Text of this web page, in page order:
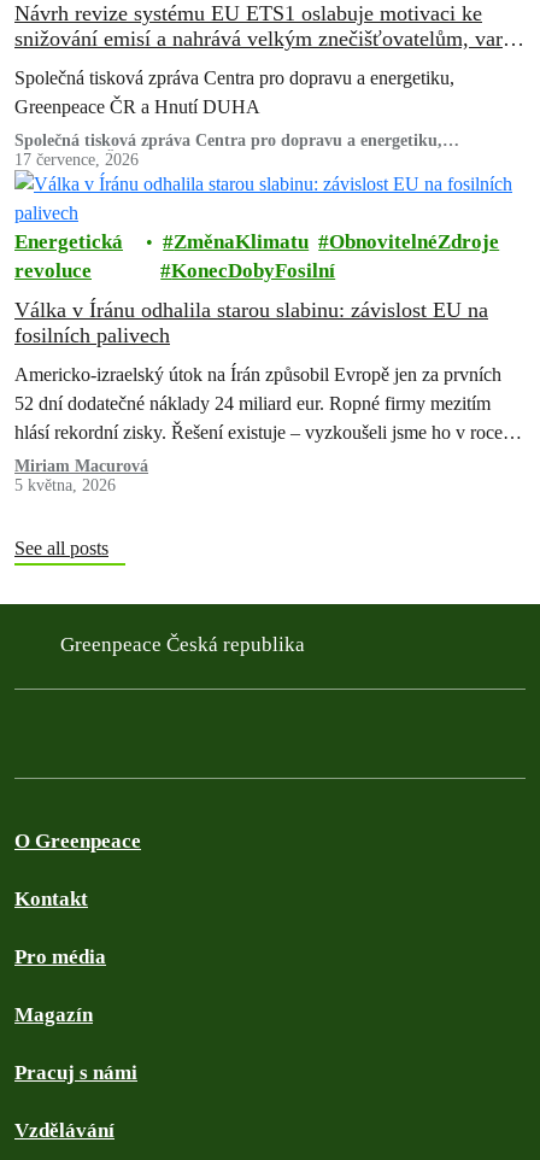
Návrh revize systému EU ETS1 oslabuje motivaci ke
snižování emisí a nahrává velkým znečišťovatelům, varují
ekologické organizace
Společná tisková zpráva Centra pro dopravu a energetiku,
Greenpeace ČR a Hnutí DUHA
Společná tisková zpráva Centra pro dopravu a energetiku,
Greenpeace ČR a Hnutí DUHA
17 července, 2026
Energetická
revoluce
ZměnaKlimatu
ObnovitelnéZdroje
KonecDobyFosilní
Válka v Íránu odhalila starou slabinu: závislost EU na
fosilních palivech
Americko-izraelský útok na Írán způsobil Evropě jen za prvních
52 dní dodatečné náklady 24 miliard eur. Ropné firmy mezitím
hlásí rekordní zisky. Řešení existuje – vyzkoušeli jsme ho v roce
2022 a pokazili. Teď máme druhou…
Miriam Macurová
5 května, 2026
See all posts
Greenpeace Česká republika
O Greenpeace
Kontakt
Pro média
Magazín
Pracuj s námi
Vzdělávání